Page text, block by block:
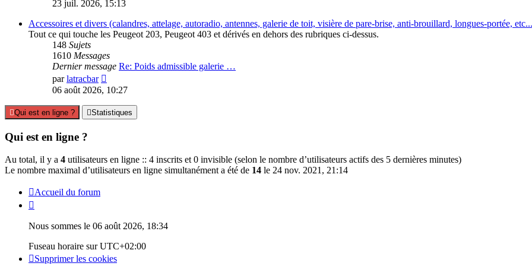
message
23 juil. 2026, 15:13
Accessoires et divers (calandres, attelage, autoradio, antennes, galerie de toit, visière de pare-brise, anti-brouillard, longues-portée,
Tout ce qui touche les Peugeot 203, Peugeot 403 et dérivés en dehors des rubriques ci-dessus.
148 Sujets
1610 Messages
Dernier message Re: Poids admissible galerie …
parlatracbar
le
message
06 août 2026, 10:27
Qui est en ligne ? Statistiques
Qui est en ligne ?
Au total, il y a 4 utilisateurs en ligne :: 4 inscrits et 0 invisible (selon le nombre d’utilisateurs actifs des 5 dernières minutes)
Le nombre maximal d’utilisateurs en ligne simultanément a été de 14 le 24 nov. 2021, 21:14
Accueil du forum
Nous sommes le 06 août 2026, 18:34
Fuseau horaire surUTC+02:00
Supprimer les cookies